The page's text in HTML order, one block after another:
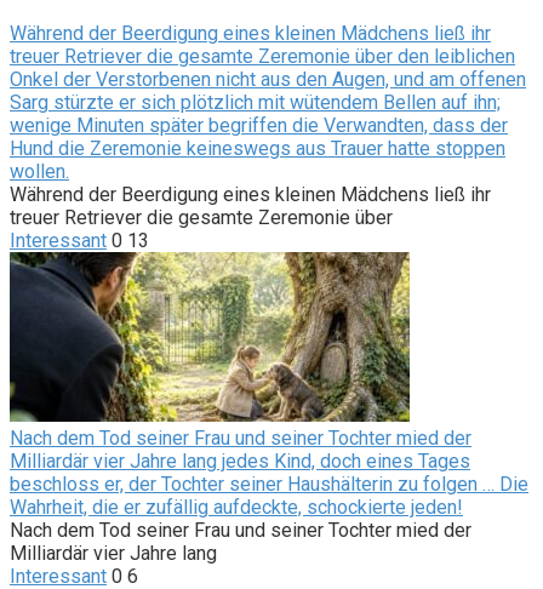
Während der Beerdigung eines kleinen Mädchens ließ ihr
treuer Retriever die gesamte Zeremonie über den leiblichen
Onkel der Verstorbenen nicht aus den Augen, und am offenen
Sarg stürzte er sich plötzlich mit wütendem Bellen auf ihn;
wenige Minuten später begriffen die Verwandten, dass der
Hund die Zeremonie keineswegs aus Trauer hatte stoppen
wollen.
Während der Beerdigung eines kleinen Mädchens ließ ihr
treuer Retriever die gesamte Zeremonie über
Interessant 0 13
Nach dem Tod seiner Frau und seiner Tochter mied der
Milliardär vier Jahre lang jedes Kind, doch eines Tages
beschloss er, der Tochter seiner Haushälterin zu folgen … Die
Wahrheit, die er zufällig aufdeckte, schockierte jeden!
Nach dem Tod seiner Frau und seiner Tochter mied der
Milliardär vier Jahre lang
Interessant 0 6